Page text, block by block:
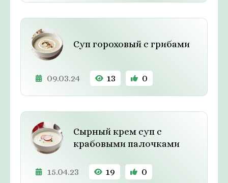
Суп гороховый с грибами
09.03.24 13 0
Сырный крем суп с
крабовыми палочками
15.04.23 19 0